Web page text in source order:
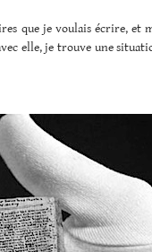
que je voulais écrire, et
elle, je trouve une